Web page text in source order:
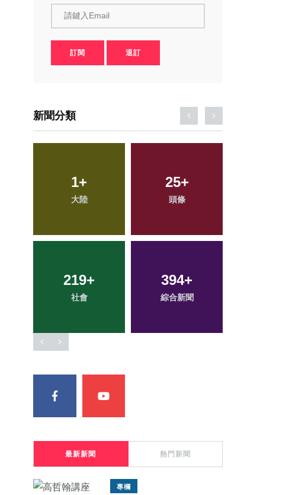
請鍵入Email
訂閱 退訂
新聞分類
36+
農業
115+
文教
117+
健康
90+
旅遊
最新新聞 熱門新聞
專欄